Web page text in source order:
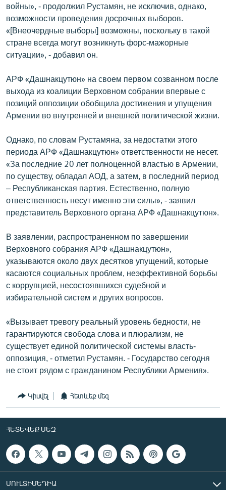
войны», - продолжил Рустамян, не исключив, однако,
возможности проведения досрочных выборов.
«[Внеочердные выборы] возможны, поскольку в такой
стране всегда могут возникнуть форс-мажорные
ситуации», - добавил он.
АРФ «Дашнакцутюн» на своем первом созванном после
выхода из коалиции Верховном собрании впервые с
позиций оппозиции обобщила достижения и упущения
Армении во внутренней и внешней политической жизни.
Однако, по словам Рустамяна, за недостатки этого
периода АРФ «Дашнакцутюн» ответственности не несет.
«За последние 20 лет полноценной властью в Армении,
по существу, обладал АОД, а затем, в последний период
– Республиканская партия. Естественно, полную
ответственность несут именно эти силы», - заявил
представитель Верховного органа АРФ «Дашнакцутюн».
В заявлении, распространенном по завершении
Верховного собрания АРФ «Дашнакцутюн»,
указываются около двух десятков упущений, которые
касаются социальных проблем, неэффективной борьбы
с коррупцией, несостоявшихся судебной и
избирательной систем и других вопросов.
«Вызывает тревогу реальный уровень бедности, не
гарантируются свобода слова и плюрализм, не
существует единой политической системы власть-
оппозиция, - отметил Рустамян. - Государство сегодня
не стоит рядом с гражданином Республики Армения».
Կիսվել Հետևեք մեզ
ՀԵՏԵՎԵՔ ՄԵԶ
ՄՈՒԼՏԻՄԵԴԻԱ